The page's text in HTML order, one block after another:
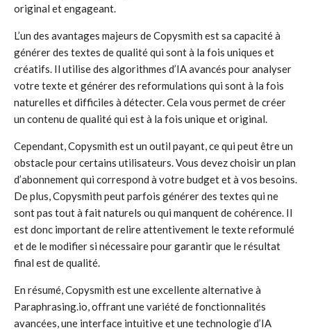
original et engageant.
L’un des avantages majeurs de Copysmith est sa capacité à
générer des textes de qualité qui sont à la fois uniques et
créatifs. Il utilise des algorithmes d’IA avancés pour analyser
votre texte et générer des reformulations qui sont à la fois
naturelles et difficiles à détecter. Cela vous permet de créer
un contenu de qualité qui est à la fois unique et original.
Cependant, Copysmith est un outil payant, ce qui peut être un
obstacle pour certains utilisateurs. Vous devez choisir un plan
d’abonnement qui correspond à votre budget et à vos besoins.
De plus, Copysmith peut parfois générer des textes qui ne
sont pas tout à fait naturels ou qui manquent de cohérence. Il
est donc important de relire attentivement le texte reformulé
et de le modifier si nécessaire pour garantir que le résultat
final est de qualité.
En résumé, Copysmith est une excellente alternative à
Paraphrasing.io, offrant une variété de fonctionnalités
avancées, une interface intuitive et une technologie d’IA